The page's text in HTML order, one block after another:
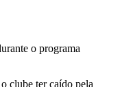
o programa
clube ter caído pela